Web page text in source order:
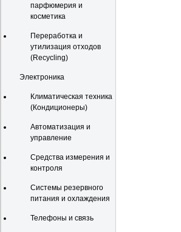
парфюмерия и
косметика
Переработка и
утилизация отходов
(Recycling)
Электроника
Климатическая техника
(Кондиционеры)
Автоматизация и
управление
Средства измерения и
контроля
Системы резервного
питания и охлаждения
Телефоны и связь